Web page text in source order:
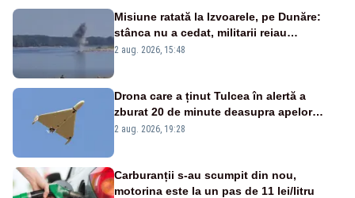
Misiune ratată la Izvoarele, pe Dunăre:
stânca nu a cedat, militarii reiau
detonările luni – VIDEO
2 aug. 2026, 15:48
Drona care a ținut Tulcea în alertă a
zburat 20 de minute deasupra apelor
României. Au fost ridicate două F-16
2 aug. 2026, 19:28
Carburanții s-au scumpit din nou,
motorina este la un pas de 11 lei/litru